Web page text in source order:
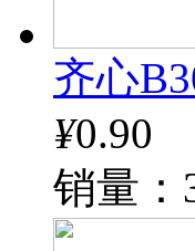
齐心
¥0.90
销量：